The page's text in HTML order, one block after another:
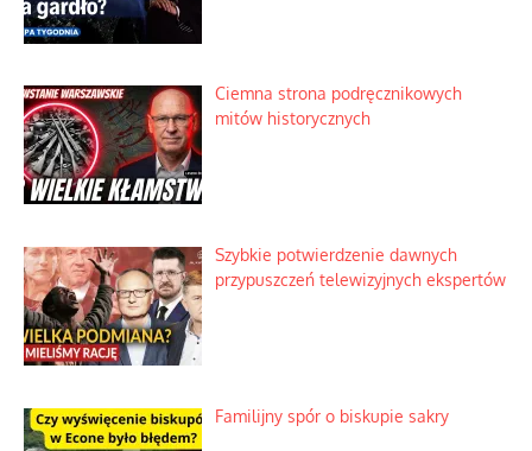
Ciemna strona podręcznikowych
mitów historycznych
Szybkie potwierdzenie dawnych
przypuszczeń telewizyjnych ekspertów
Familijny spór o biskupie sakry